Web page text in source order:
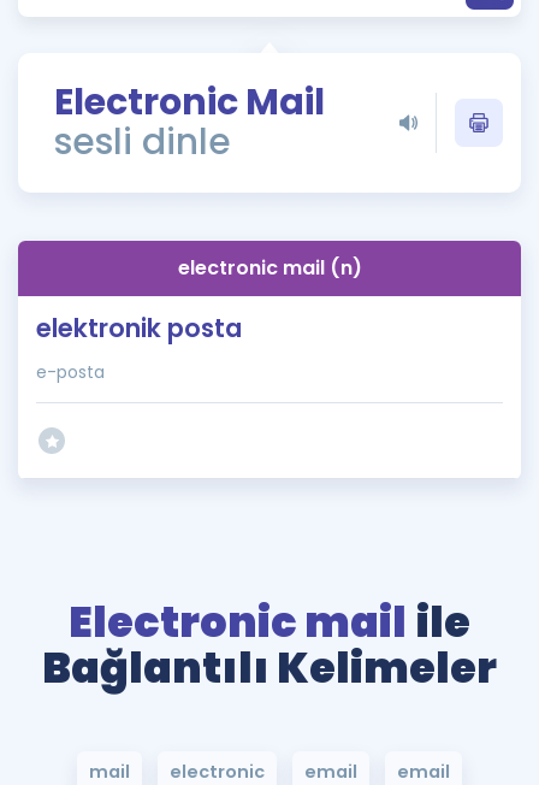
ÖSYM Sınav Takvimi
Kampanyalar
İngilizce Gramer
Electronic Mail
sesli dinle
electronic mail (n)
elektronik posta
e-posta
Electronic mail ile
Bağlantılı Kelimeler
mail electronic email email